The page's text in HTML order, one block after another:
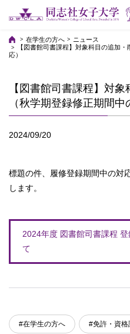
在学生の方へ
ニュース
【図書館司書課程】対象科目の追加
応）
【図書館司書課程】対
（秋学期登録修正期間中
2024/09/20
標題の件、履修登録期間中の対
します。
2024年度 図書館司書課程
て
#在学生の方へ #免許・資格